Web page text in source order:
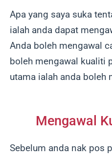
Apa yang saya suka
ialah anda dapat
Anda boleh mengawal
boleh mengawal kualiti
utama ialah anda boleh
Mengawal
Sebelum anda nak pos